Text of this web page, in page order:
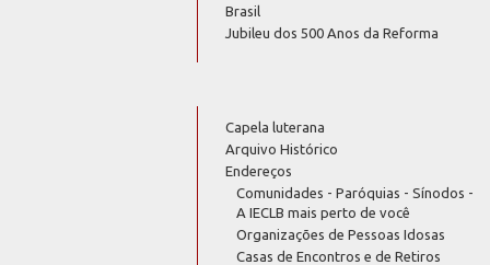
Brasil
Jubileu dos 500 Anos da Reforma
Capela luterana
Arquivo Histórico
Endereços
Comunidades - Paróquias - Sínodos -
A IECLB mais perto de você
Organizações de Pessoas Idosas
Casas de Encontros e de Retiros